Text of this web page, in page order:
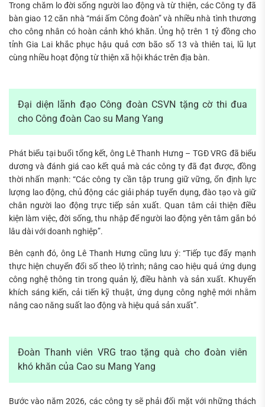
Trong chăm lo đời sống người lao động và từ thiện, các Công ty đã
bàn giao 12 căn nhà “mái ấm Công đoàn” và nhiều nhà tình thương
cho công nhân có hoàn cảnh khó khăn. Ủng hộ trên 1 tỷ đồng cho
tỉnh Gia Lai khắc phục hậu quả cơn bão số 13 và thiên tai, lũ lụt
cùng nhiều hoạt động từ thiện xã hội khác trên địa bàn.
Đại diện lãnh đạo Công đoàn CSVN tặng cờ thi đua
cho Công đoàn Cao su Mang Yang
Phát biểu tại buổi tổng kết, ông Lê Thanh Hưng – TGĐ VRG đã biểu
dương và đánh giá cao kết quả mà các công ty đã đạt được, đồng
thời nhấn mạnh: “Các công ty cần tập trung giữ vững, ổn định lực
lượng lao động, chủ động các giải pháp tuyển dụng, đào tạo và giữ
chân người lao động trực tiếp sản xuất. Quan tâm cải thiện điều
kiện làm việc, đời sống, thu nhập để người lao động yên tâm gắn bó
lâu dài với doanh nghiệp”.
Bên cạnh đó, ông Lê Thanh Hưng cũng lưu ý: “Tiếp tục đẩy mạnh
thực hiện chuyển đổi số theo lộ trình; nâng cao hiệu quả ứng dụng
công nghệ thông tin trong quản lý, điều hành và sản xuất. Khuyến
khích sáng kiến, cải tiến kỹ thuật, ứng dụng công nghệ mới nhằm
nâng cao năng suất lao động và hiệu quả sản xuất”.
Đoàn Thanh viên VRG trao tặng quà cho đoàn viên
khó khăn của Cao su Mang Yang
Bước vào năm 2026, các công ty sẽ phải đối mặt với những thách